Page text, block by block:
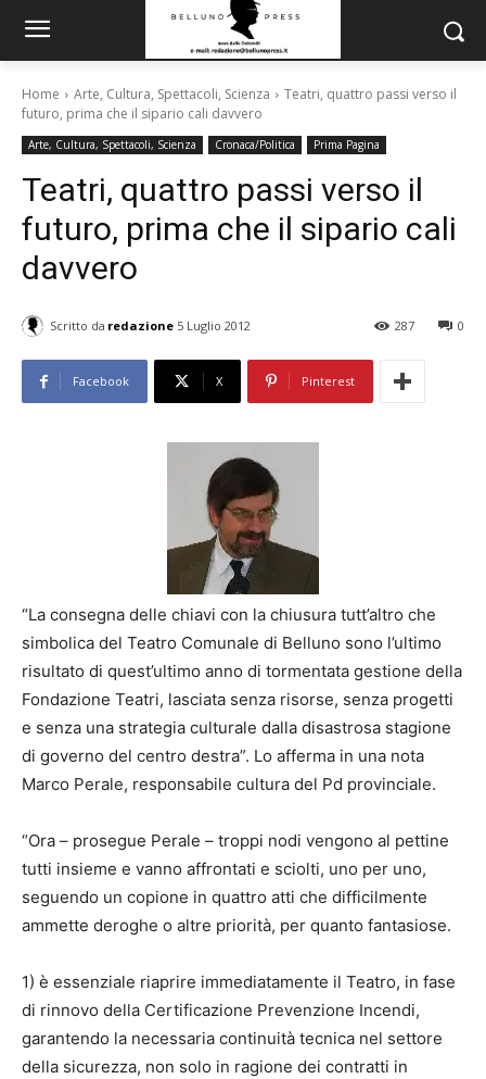
Home Arte, Cultura, Spettacoli, Scienza
Teatri, quattro passi verso il
futuro, prima che il sipario cali davvero
Arte, Cultura, Spettacoli, Scienza Cronaca/Politica Prima Pagina
Teatri, quattro passi verso il
futuro, prima che il sipario cali
davvero
Scritto da redazione 5 Luglio 2012 0
287
Facebook X Pinterest
“La consegna delle chiavi con la chiusura tutt’altro che
simbolica del Teatro Comunale di Belluno sono l’ultimo
risultato di quest’ultimo anno di tormentata gestione della
Fondazione Teatri, lasciata senza risorse, senza progetti
e senza una strategia culturale dalla disastrosa stagione
di governo del centro destra”. Lo afferma in una nota
Marco Perale, responsabile cultura del Pd provinciale.
“Ora – prosegue Perale – troppi nodi vengono al pettine
tutti insieme e vanno affrontati e sciolti, uno per uno,
seguendo un copione in quattro atti che difficilmente
ammette deroghe o altre priorità, per quanto fantasiose.
1) è essenziale riaprire immediatamente il Teatro, in fase
di rinnovo della Certificazione Prevenzione Incendi,
garantendo la necessaria continuità tecnica nel settore
della sicurezza, non solo in ragione dei contratti in